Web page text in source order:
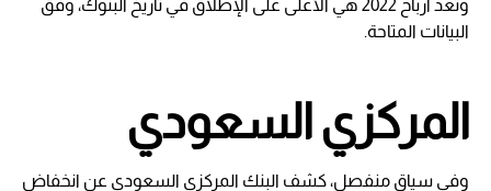
وتعد أرباح 2022 هي الأعلى على الإطلاق في تاريخ البنوك، وفق
البيانات المتاحة.
المركزي السعودي
وفي سياق منفصل، كشف البنك المركزي السعودي عن انخفاض